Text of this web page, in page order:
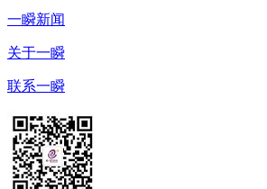
一瞬新闻
关于一瞬
联系一瞬